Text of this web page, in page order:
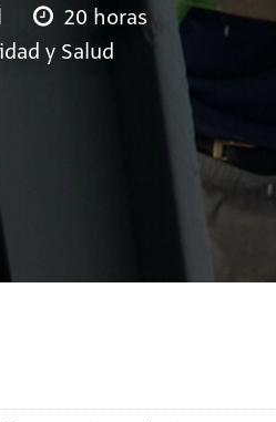
20 horas
y Salud